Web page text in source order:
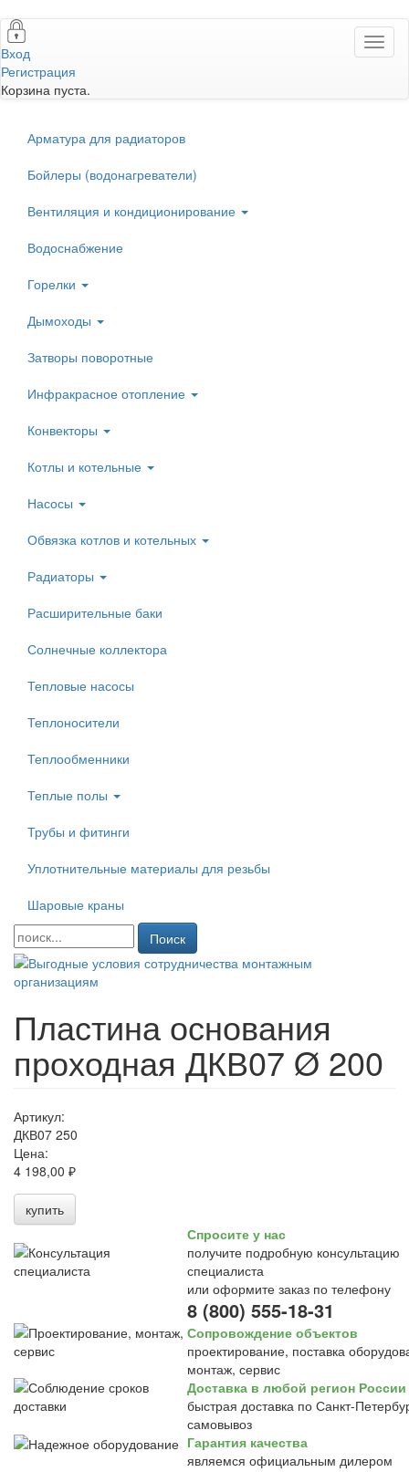
Перейти
к
основному
содержанию
Вход
Регистрация
Корзина пуста.
Арматура для радиаторов
Бойлеры (водонагреватели)
Вентиляция и кондиционирование
Водоснабжение
Горелки
Дымоходы
Затворы поворотные
Инфракрасное отопление
Конвекторы
Котлы и котельные
Насосы
Обвязка котлов и котельных
Радиаторы
Расширительные баки
Солнечные коллектора
Тепловые насосы
Теплоносители
Теплообменники
Теплые полы
Трубы и фитинги
Уплотнительные материалы для резьбы
Шаровые краны
Поиск
Пластина основания
проходная ДКВ07 Ø 200
Артикул:
ДКВ07 250
Цена:
4 198,00 ₽
купить
Спросите у нас
получите подробную консультацию
специалиста
или оформите заказ по телефону
8 (800) 555-18-31
Сопровождение объектов
проектирование, поставка
монтаж, сервис
Доставка в любой регион России
быстрая доставка по Санкт-
самовывоз
Гарантия качества
являемся официальным дилером